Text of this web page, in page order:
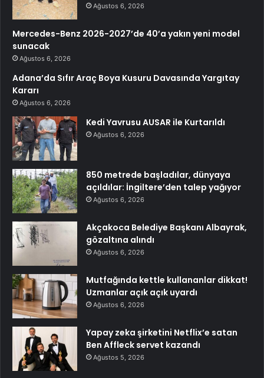
Ağustos 6, 2026
Mercedes-Benz 2026-2027’de 40’a yakın yeni model
sunacak
Ağustos 6, 2026
Adana’da Sıfır Araç Boya Kusuru Davasında Yargıtay
Kararı
Ağustos 6, 2026
Kedi Yavrusu AUSAR ile Kurtarıldı
Ağustos 6, 2026
850 metrede başladılar, dünyaya
açıldılar: İngiltere’den talep yağıyor
Ağustos 6, 2026
Akçakoca Belediye Başkanı Albayrak,
gözaltına alındı
Ağustos 6, 2026
Mutfağında kettle kullananlar dikkat!
Uzmanlar açık açık uyardı
Ağustos 6, 2026
Yapay zeka şirketini Netflix’e satan
Ben Affleck servet kazandı
Ağustos 5, 2026